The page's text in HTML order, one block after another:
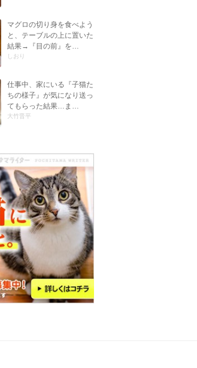
マグロの切り身を食べよう
と、テーブルの上に置いた
結果→『目の前』を…
しおり
仕事中、家にいる『子猫た
ちの様子』が気になり送っ
てもらった結果…ま…
大竹晋平